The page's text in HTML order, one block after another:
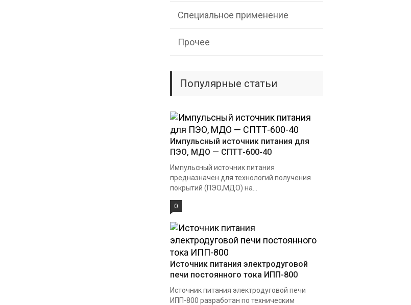
Специальное применение
Прочее
Популярные статьи
Импульсный источник питания для
ПЭО, МДО — СПТТ-600-40
Импульсный источник питания
предназначен для технологий получения
покрытий (ПЭО,МДО) на...
0
Источник питания электродуговой
печи постоянного тока ИПП-800
Источник питания электродуговой печи
ИПП-800 разработан по техническим